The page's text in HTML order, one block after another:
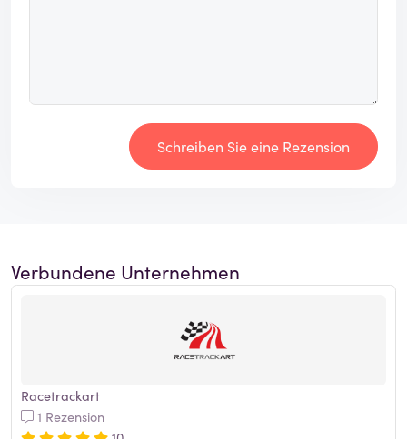
Schreiben Sie eine Rezension
Verbundene Unternehmen
Racetrackart
1 Rezension